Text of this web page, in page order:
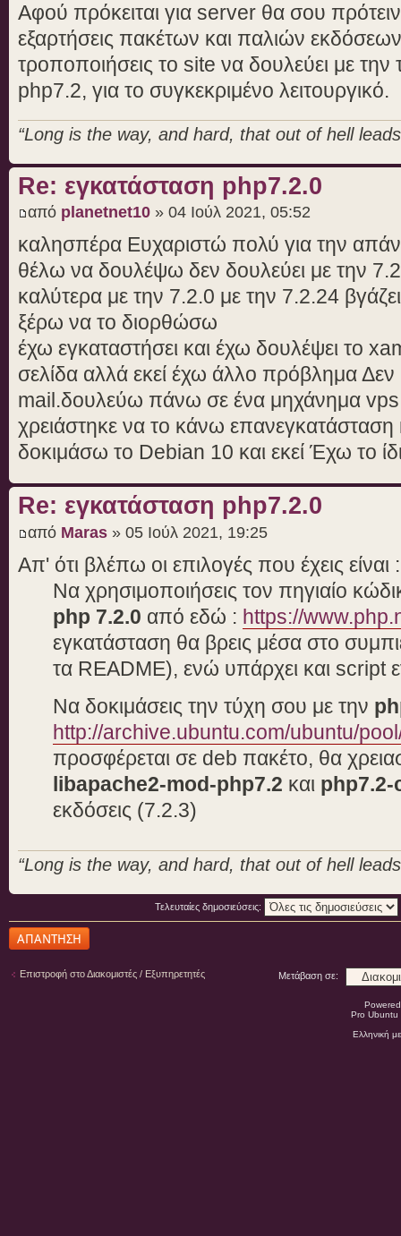
Αφού πρόκειται για server θα σου
εξαρτήσεις πακέτων και παλιών
τροποποιήσεις το site να δουλεύει με την
php7.2, για το συγκεκριμένο λειτουργικό.
“Long is the way, and hard, that out of hell
Re: εγκατάσταση php7.2.0
από planetnet10 » 04 Ιούλ 2021, 05:52
καλησπέρα Ευχαριστώ πολύ για την
θέλω να δουλέψω δεν δουλεύει με την
καλύτερα με την 7.2.0 με την 7.2.24
ξέρω να το διορθώσω
έχω εγκαταστήσει και έχω δουλέψει το
σελίδα αλλά εκεί έχω άλλο πρόβλημα Δεν
mail.δουλεύω πάνω σε ένα μηχάνημα
χρειάστηκε να το κάνω επανεγκατάσταση
δοκιμάσω το Debian 10 και εκεί Έχω το
Re: εγκατάσταση php7.2.0
από Maras » 05 Ιούλ 2021, 19:25
Απ' ότι βλέπω οι επιλογές που έχεις είναι :
Να χρησιμοποιήσεις τον πηγιαίο
php 7.2.0 από εδώ : https://
εγκατάσταση θα βρεις μέσα στο
τα README), ενώ υπάρχει και script
Να δοκιμάσεις την τύχη σου με την
http://archive.ubuntu.com/ubuntu/
προσφέρεται σε deb πακέτο, θα
libapache2-mod-php7.2 και php7.2-
εκδόσεις (7.2.3)
“Long is the way, and hard, that out of hell
Τελευταίες δημοσιεύσεις:
Δημιουργία
απάντησης
Επιστροφή στο Διακομιστές / Εξυπηρετητές Μετάβαση σε:
Pro
Ελληνική